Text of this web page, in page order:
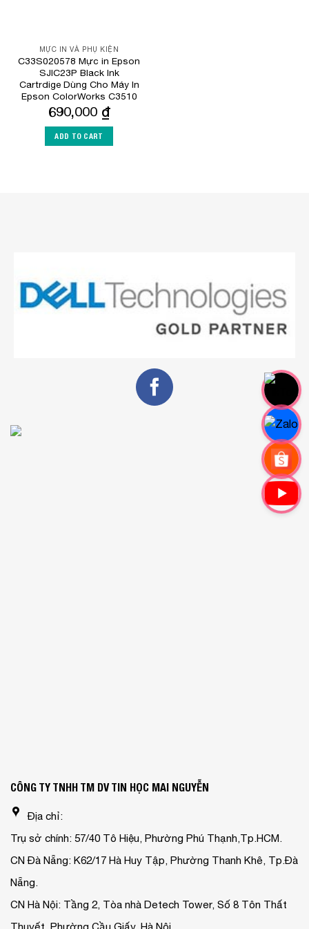
MỰC IN VÀ PHỤ KIỆN
C33S020578 Mực in Epson
SJIC23P Black Ink
Cartrdige Dùng Cho Máy In
Epson ColorWorks C3510
690,000 ₫
ADD TO CART
CÔNG TY TNHH TM DV TIN HỌC MAI NGUYỄN
Địa chỉ:
Trụ sở chính: 57/40 Tô Hiệu, Phường Phú Thạnh,Tp.HCM.
CN Đà Nẵng: K62/17 Hà Huy Tập, Phường Thanh Khê, Tp.Đà
Nẵng.
CN Hà Nội: Tầng 2, Tòa nhà Detech Tower, Số 8 Tôn Thất